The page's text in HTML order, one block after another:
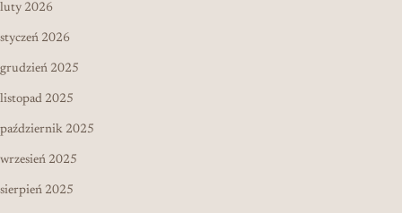
luty 2026
styczeń 2026
grudzień 2025
listopad 2025
październik 2025
wrzesień 2025
sierpień 2025